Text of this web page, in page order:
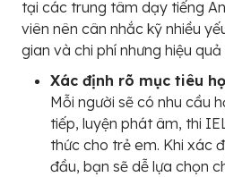
tại các trung tâm dạy tiếng
viên nên cân nhắc kỹ nhiều
gian và chi phí nhưng hiệu
Xác định rõ mục tiêu
Mỗi người sẽ có nhu cầu
tiếp, luyện phát âm, thi
thức cho trẻ em. Khi xác
đầu, bạn sẽ dễ lựa chọn